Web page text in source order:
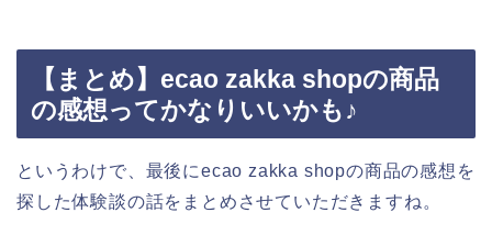
【まとめ】ecao zakka shopの商品
の感想ってかなりいいかも♪
というわけで、最後にecao zakka shopの商品の感想を
探した体験談の話をまとめさせていただきますね。